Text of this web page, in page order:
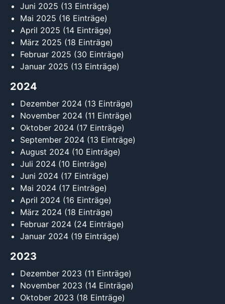
Juni 2025 (13 Einträge)
Mai 2025 (16 Einträge)
April 2025 (14 Einträge)
März 2025 (18 Einträge)
Februar 2025 (30 Einträge)
Januar 2025 (13 Einträge)
2024
Dezember 2024 (13 Einträge)
November 2024 (11 Einträge)
Oktober 2024 (17 Einträge)
September 2024 (13 Einträge)
August 2024 (10 Einträge)
Juli 2024 (10 Einträge)
Juni 2024 (17 Einträge)
Mai 2024 (17 Einträge)
April 2024 (16 Einträge)
März 2024 (18 Einträge)
Februar 2024 (24 Einträge)
Januar 2024 (19 Einträge)
2023
Dezember 2023 (11 Einträge)
November 2023 (14 Einträge)
Oktober 2023 (18 Einträge)